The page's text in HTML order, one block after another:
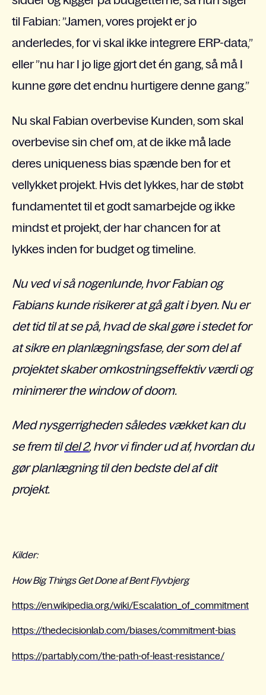
til Fabian: ”Jamen, vores projekt er jo
anderledes, for vi skal ikke integrere ERP-data,”
eller ”nu har I jo lige gjort det én gang, så må I
kunne gøre det endnu hurtigere denne gang.”
Nu skal Fabian overbevise Kunden, som skal
overbevise sin chef om, at de ikke må lade
deres uniqueness bias spænde ben for et
vellykket projekt. Hvis det lykkes, har de støbt
fundamentet til et godt samarbejde og ikke
mindst et projekt, der har chancen for at
lykkes inden for budget og timeline.
Nu ved vi så nogenlunde, hvor Fabian og
Fabians kunde risikerer at gå galt i byen. Nu er
det tid til at se på, hvad de skal gøre i stedet for
at sikre en planlægningsfase, der som del af
projektet skaber omkostningseffektiv værdi og
minimererthe window of doom.
Med nysgerrigheden således vækket kan du
se frem tildel 2, hvor vi finder ud af, hvordan du
gør planlægning til den bedste del af dit
projekt.
Kilder:
How Big Things Get Done af Bent Flyvbjerg
https://en.wikipedia.org/wiki/Escalation_of_commitment
https://thedecisionlab.com/biases/commitment-bias
https://partably.com/the-path-of-least-resistance/